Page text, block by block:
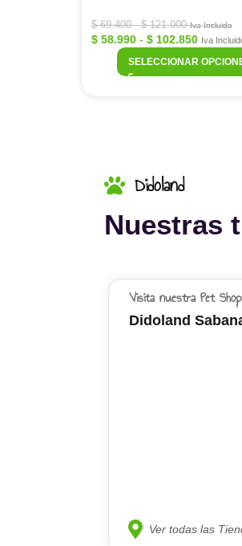
$69.400 - $121.000 Iva Incluido
$ 58.990 - $ 102.850 Iva
SELECCIONAR
Didoland
Nuestras
Visita nuestra Pet Shop
Didoland
Ver todas las